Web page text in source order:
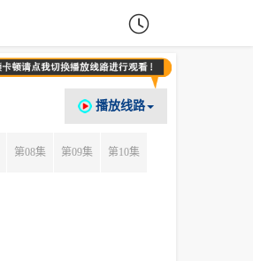
播放线路
第08集 第09集 第10集